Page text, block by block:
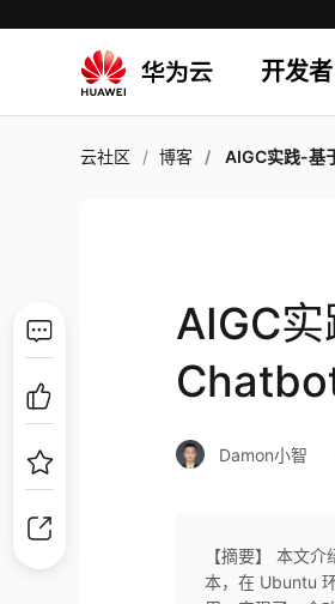
开发者
云社区 博客 AIGC实践-基于
AIGC
Damon小智
【摘要】 本文
本，在 Ubuntu